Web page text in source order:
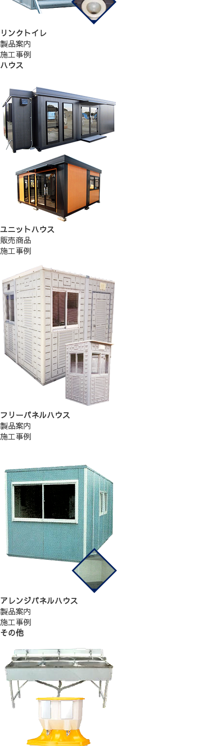
リンクトイレ
製品案内
施工事例
ハウス
ユニットハウス
販売商品
施工事例
フリーパネルハウス
製品案内
施工事例
アレンジパネルハウス
製品案内
施工事例
その他